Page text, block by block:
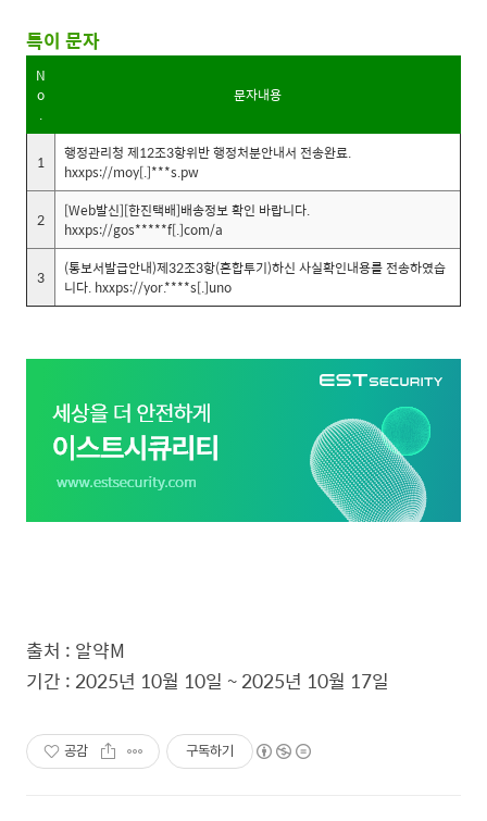
특이 문자
N
o
.
문자내용
1
행정관리청 제12조3항위반 행정처분안내서 전송완료.
hxxps://moy[.]***s.pw
2
[Web발신][한진택배]배송정보 확인 바랍니다.
hxxps://gos*****f[.]com/a
3
(통보서발급안내)제32조3항(혼합투기)하신 사실확인내용를 전송하였습
니다. hxxps://yor.****s[.]uno
출처 : 알약M
기간 : 2025년 10월 10일 ~ 2025년 10월 17일
공감 구독하기